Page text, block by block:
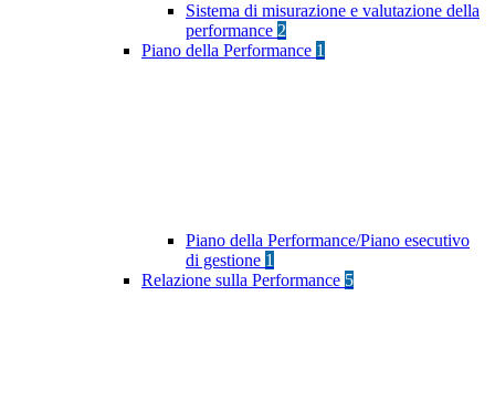
Sistema di misurazione e valutazione della
performance 2
Piano della Performance 1
Piano della Performance/Piano esecutivo
di gestione 1
Relazione sulla Performance 5